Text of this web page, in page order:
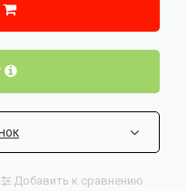
Добавить к сравнению